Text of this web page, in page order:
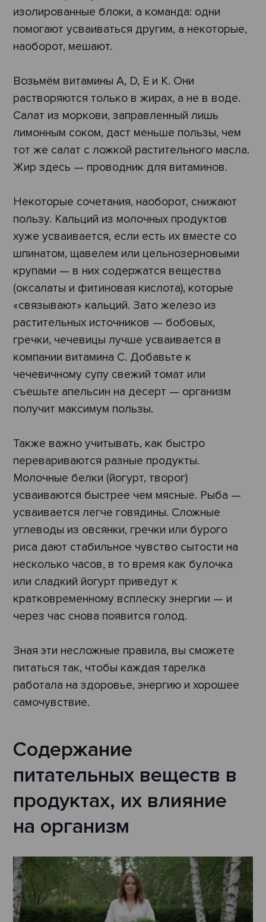
изолированные блоки, а команда: одни
помогают усваиваться другим, а некоторые,
наоборот, мешают.
Возьмём витамины А, D, Е и К. Они
растворяются только в жирах, а не в воде.
Салат из моркови, заправленный лишь
лимонным соком, даст меньше пользы, чем
тот же салат с ложкой растительного масла.
Жир здесь — проводник для витаминов.
Некоторые сочетания, наоборот, снижают
пользу. Кальций из молочных продуктов
хуже усваивается, если есть их вместе со
шпинатом, щавелем или цельнозерновыми
крупами — в них содержатся вещества
(оксалаты и фитиновая кислота), которые
«связывают» кальций. Зато железо из
растительных источников — бобовых,
гречки, чечевицы лучше усваивается в
компании витамина С. Добавьте к
чечевичному супу свежий томат или
съешьте апельсин на десерт — организм
получит максимум пользы.
Также важно учитывать, как быстро
перевариваются разные продукты.
Молочные белки (йогурт, творог)
усваиваются быстрее чем мясные. Рыба —
усваивается легче говядины. Сложные
углеводы из овсянки, гречки или бурого
риса дают стабильное чувство сытости на
несколько часов, в то время как булочка
или сладкий йогурт приведут к
кратковременному всплеску энергии — и
через час снова появится голод.
Зная эти несложные правила, вы сможете
питаться так, чтобы каждая тарелка
работала на здоровье, энергию и хорошее
самочувствие.
Содержание
питательных веществ в
продуктах, их влияние
на организм